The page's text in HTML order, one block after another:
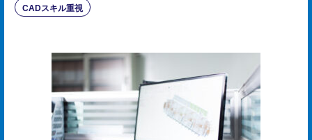
CADスキル重視